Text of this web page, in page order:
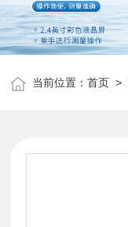
当前位置：首页 >